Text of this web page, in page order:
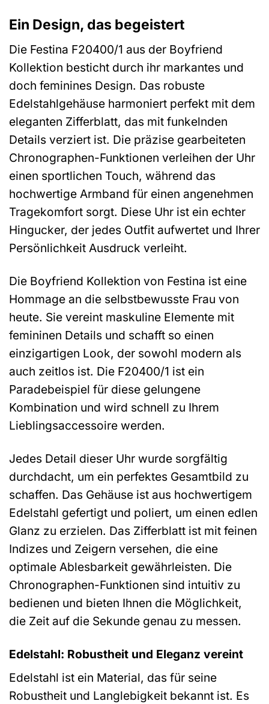
Ein Design, das begeistert
Die Festina F20400/1 aus der Boyfriend
Kollektion besticht durch ihr markantes und
doch feminines Design. Das robuste
Edelstahlgehäuse harmoniert perfekt mit dem
eleganten Zifferblatt, das mit funkelnden
Details verziert ist. Die präzise gearbeiteten
Chronographen-Funktionen verleihen der Uhr
einen sportlichen Touch, während das
hochwertige Armband für einen angenehmen
Tragekomfort sorgt. Diese Uhr ist ein echter
Hingucker, der jedes Outfit aufwertet und Ihrer
Persönlichkeit Ausdruck verleiht.
Die Boyfriend Kollektion von Festina ist eine
Hommage an die selbstbewusste Frau von
heute. Sie vereint maskuline Elemente mit
femininen Details und schafft so einen
einzigartigen Look, der sowohl modern als
auch zeitlos ist. Die F20400/1 ist ein
Paradebeispiel für diese gelungene
Kombination und wird schnell zu Ihrem
Lieblingsaccessoire werden.
Jedes Detail dieser Uhr wurde sorgfältig
durchdacht, um ein perfektes Gesamtbild zu
schaffen. Das Gehäuse ist aus hochwertigem
Edelstahl gefertigt und poliert, um einen edlen
Glanz zu erzielen. Das Zifferblatt ist mit feinen
Indizes und Zeigern versehen, die eine
optimale Ablesbarkeit gewährleisten. Die
Chronographen-Funktionen sind intuitiv zu
bedienen und bieten Ihnen die Möglichkeit,
die Zeit auf die Sekunde genau zu messen.
Edelstahl: Robustheit und Eleganz vereint
Edelstahl ist ein Material, das für seine
Robustheit und Langlebigkeit bekannt ist. Es